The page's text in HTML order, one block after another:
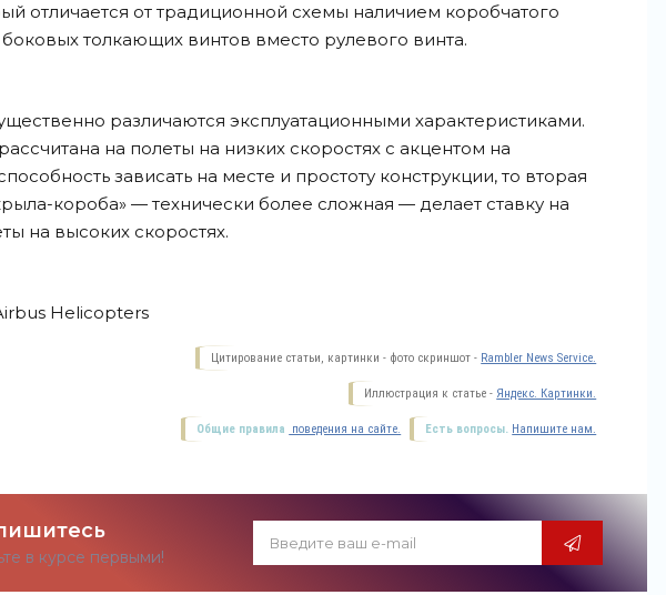
отличается от традиционной схемы наличием коробчатого
толкающих винтов вместо рулевого винта.
различаются эксплуатационными характеристиками.
на полеты на низких скоростях с акцентом на
зависать на месте и простоту конструкции, то вторая
короба» — технически более сложная — делает ставку на
на высоких скоростях.
Helicopters
Цитирование статьи, картинки - фото скриншот - Rambler News Service.
Иллюстрация к статье - Яндекс. Картинки.
Есть вопросы. Напишите нам.
Общие правила поведения на сайте.
в курсе первыми!